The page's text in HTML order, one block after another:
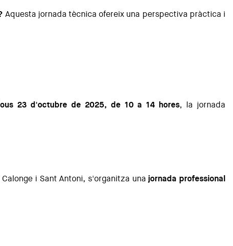
Aquesta jornada tècnica ofereix una perspectiva pràctica i
23 d'octubre de 2025, de 10 a 14 hores, la jornada
i Sant Antoni, s'organitza una jornada professional